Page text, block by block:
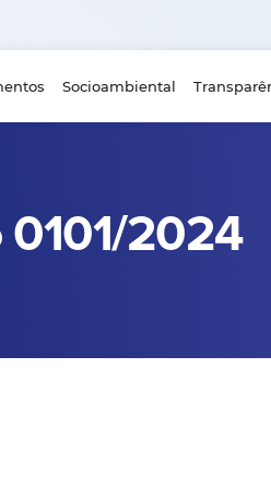
Socioambiental
2024